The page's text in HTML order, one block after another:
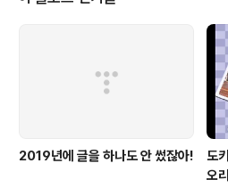
2019년에 글을 하나도 안 썼잖아!
도
오